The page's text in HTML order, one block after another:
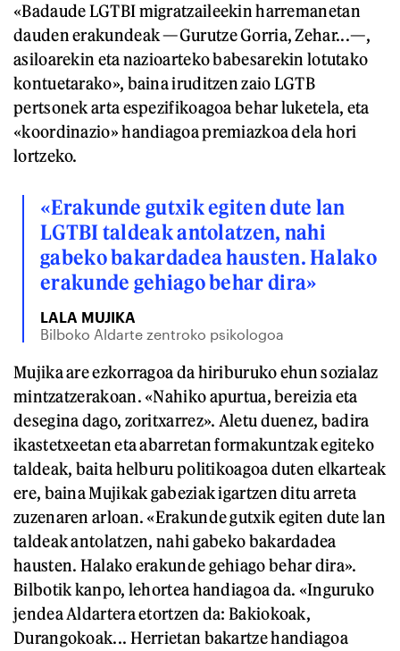
«Badaude LGTBI migratzaileekin harremanetan
dauden erakundeak —Gurutze Gorria, Zehar...—,
asiloarekin eta nazioarteko babesarekin lotutako
kontuetarako», baina iruditzen zaio LGTB
pertsonek arta espezifikoagoa behar luketela, eta
«koordinazio» handiagoa premiazkoa dela hori
lortzeko.
«Erakunde gutxik egiten dute lan
LGTBI taldeak antolatzen, nahi
gabeko bakardadea hausten. Halako
erakunde gehiago behar dira»
LALA MUJIKA
Bilboko Aldarte zentroko psikologoa
Mujika are ezkorragoa da hiriburuko ehun sozialaz
mintzatzerakoan. «Nahiko apurtua, bereizia eta
desegina dago, zoritxarrez». Aletu duenez, badira
ikastetxeetan eta abarretan formakuntzak egiteko
taldeak, baita helburu politikoagoa duten elkarteak
ere, baina Mujikak gabeziak igartzen ditu arreta
zuzenaren arloan. «Erakunde gutxik egiten dute lan
taldeak antolatzen, nahi gabeko bakardadea
hausten. Halako erakunde gehiago behar dira».
Bilbotik kanpo, lehortea handiagoa da. «Inguruko
jendea Aldartera etortzen da: Bakiokoak,
Durangokoak... Herrietan bakartze handiagoa